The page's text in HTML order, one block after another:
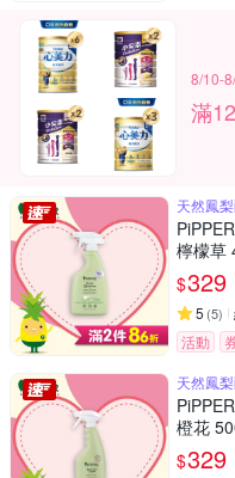
8/10-
滿
天然鳳
檸檬草
$329
5 (5)
活動
天然鳳
橙花
$329